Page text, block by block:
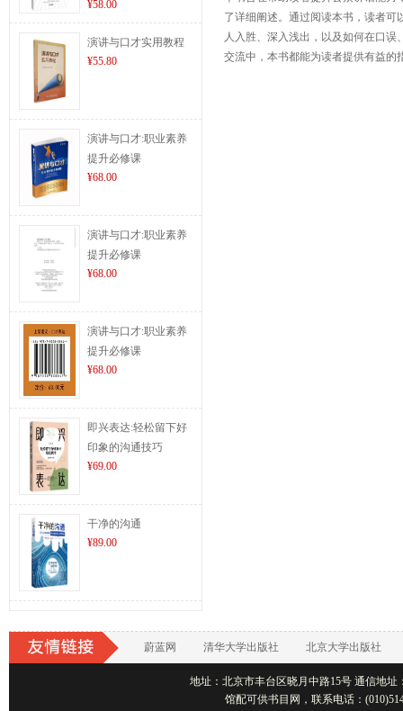
¥58.00
演讲与口才实用教程
¥55.80
演讲与口才:职业素养
提升必修课
¥68.00
演讲与口才:职业素养
提升必修课
¥68.00
演讲与口才:职业素养
提升必修课
¥68.00
即兴表达:轻松留下好
印象的沟通技巧
¥69.00
干净的沟通
¥89.00
了详细阐述。通过阅读本书，读者
人入胜、深入浅出，以及如何在口
交流中，本书都能为读者提供有益的
蔚蓝网 清华大学出版社 北京大学出版社
地址：北京市丰台区晓月中路15号 通信地址
馆配可供书目网，联系电话：